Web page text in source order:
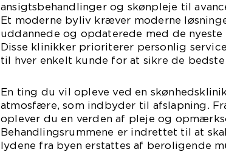
ansigtsbehandlinger og skønpleje til
Et moderne byliv kræver moderne
uddannede og opdaterede med de
Disse klinikker prioriterer personlig
til hver enkelt kunde for at sikre de bedste
En ting du vil opleve ved en
atmosfære, som indbyder til afslapning.
oplever du en verden af pleje og
Behandlingsrummene er indrettet til at
lydene fra byen erstattes af beroligende